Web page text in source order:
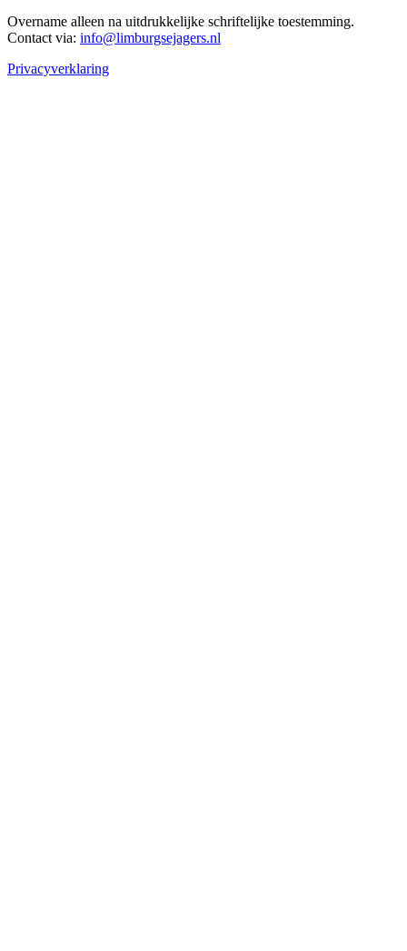
Overname alleen na uitdrukkelijke schriftelijke toestemming.
Contact via: info@limburgsejagers.nl
Privacyverklaring